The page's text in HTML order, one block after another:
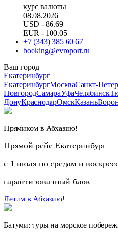
курс валюты
08.08.2026
USD - 86.69
EUR - 100.05
+7 (343) 385 60 67
booking@evroport.ru
Ваш город
Екатеринбург
ЕкатеринбургМоскваСанкт-
НовгородСамараУфаЧелябинск
ДонуКраснодарОмскКазань
Прямиком в Абхазию!
Прямой рейс Екатеринбург
с 1 июля по средам и
гарантированный блок
Летим в Абхазию!
Батуми: туры на морское